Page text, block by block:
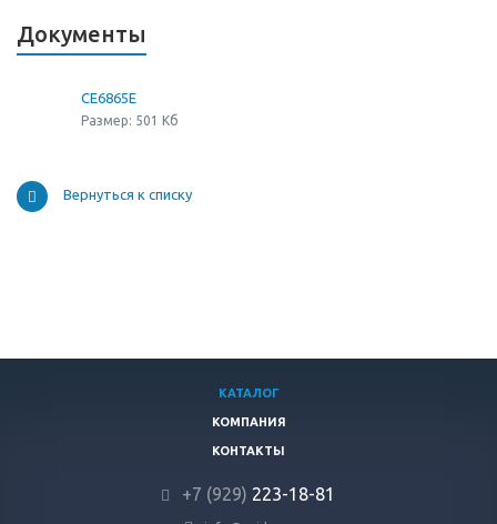
Документы
CE6865E
Размер: 501 Кб
Вернуться к списку
КАТАЛОГ
КОМПАНИЯ
КОНТАКТЫ
+7 (929) 223-18-81